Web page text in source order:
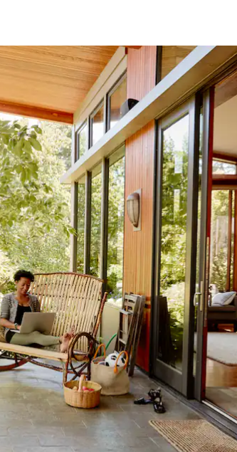
nagore i nadolje, kao i da ih istražujte dodirom ili